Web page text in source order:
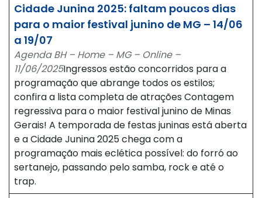
Cidade Junina 2025: faltam poucos dias
para o maior festival junino de MG – 14/06
a 19/07
Agenda BH – Home – MG – Online –
11/06/2025Ingressos estão concorridos para a
programação que abrange todos os estilos;
confira a lista completa de atrações Contagem
regressiva para o maior festival junino de Minas
Gerais! A temporada de festas juninas está aberta
e a Cidade Junina 2025 chega com a
programação mais eclética possível: do forró ao
sertanejo, passando pelo samba, rock e até o
trap.